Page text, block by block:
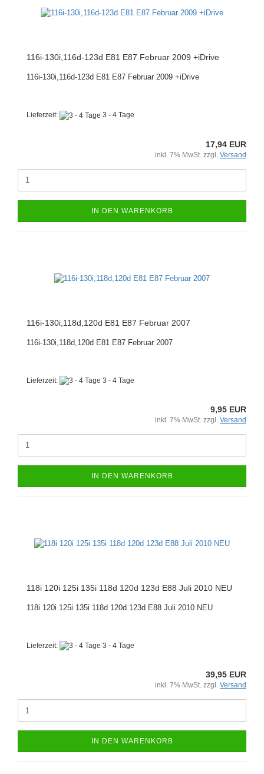
116i-130i,116d-123d E81 E87 Februar 2009 +iDrive
116i-130i,116d-123d E81 E87 Februar 2009 +iDrive
Lieferzeit: 3 - 4 Tage
17,94 EUR
inkl. 7% MwSt. zzgl. Versand
IN DEN WARENKORB
116i-130i,118d,120d E81 E87 Februar 2007
116i-130i,118d,120d E81 E87 Februar 2007
Lieferzeit: 3 - 4 Tage
9,95 EUR
inkl. 7% MwSt. zzgl. Versand
IN DEN WARENKORB
118i 120i 125i 135i 118d 120d 123d E88 Juli 2010 NEU
118i 120i 125i 135i 118d 120d 123d E88 Juli 2010 NEU
Lieferzeit: 3 - 4 Tage
39,95 EUR
inkl. 7% MwSt. zzgl. Versand
IN DEN WARENKORB